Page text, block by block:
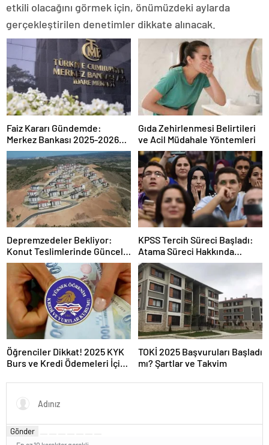
etkili olacağını görmek için, önümüzdeki aylarda
gerçekleştirilen denetimler dikkate alınacak.
Faiz Kararı Gündemde:
Merkez Bankası 2025-2026
Takvimi
Gıda Zehirlenmesi Belirtileri
ve Acil Müdahale Yöntemleri
Depremzedeler Bekliyor:
Konut Teslimlerinde Güncel
Rakamlar
KPSS Tercih Süreci Başladı:
Atama Süreci Hakkında
Bilmeniz Gerekenler
Öğrenciler Dikkat! 2025 KYK
Burs ve Kredi Ödemeleri İçin
TOKİ 2025 Başvuruları Başladı
mı? Şartlar ve Takvim
Gönder